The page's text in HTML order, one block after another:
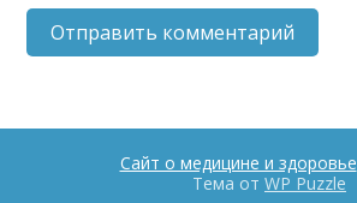
Сайт о медицине и здоровье
Тема от WP Puzzle